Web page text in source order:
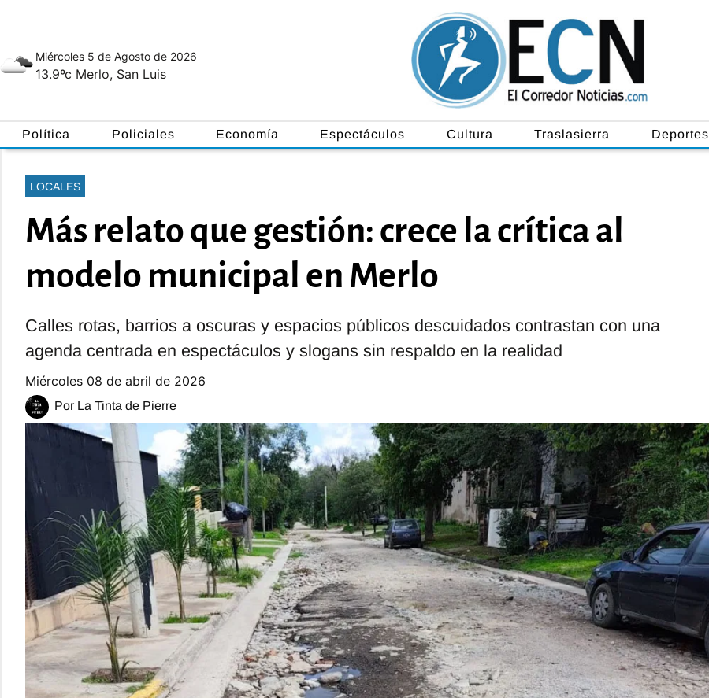
Miércoles 5 de Agosto de 2026
13.9ºc Merlo, San Luis
Política Policiales Economía Espectáculos Cultura Traslasierra Deportes
LOCALES
Más relato que gestión: crece la crítica al
modelo municipal en Merlo
Calles rotas, barrios a oscuras y espacios públicos descuidados contrastan con una
agenda centrada en espectáculos y slogans sin respaldo en la realidad
miércoles 08 de abril de 2026
Por La Tinta de Pierre